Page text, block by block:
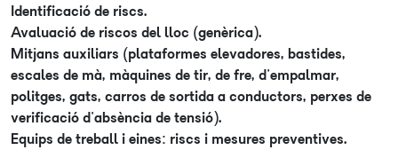
Identificació de riscs.
Avaluació de riscos del lloc (genèrica).
Mitjans auxiliars (plataformes elevadores, bastides,
escales de mà, màquines de tir, de fre, d'empalmar,
politges, gats, carros de sortida a conductors, perxes de
verificació d'absència de tensió).
Equips de treball i eines: riscs i mesures preventives.